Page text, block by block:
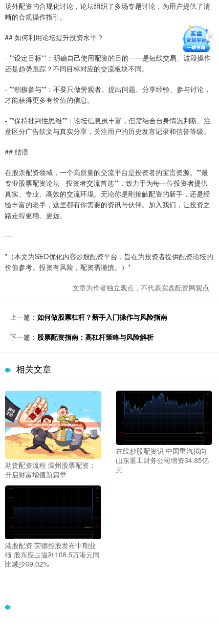
场外配资的合规化讨论，论坛组织了多场专题讨论，为用户提供了清
晰的合规操作指引。
## 如何利用论坛提升投资水平？
- **设定目标**：明确自己使用配资的目的——是短线交易、波段操作
还是趋势跟踪？不同目标对应的交流板块不同。
- **积极参与**：不要只做旁观者。提出问题、分享经验、参与讨论，
才能获得更多有价值的信息。
- **保持批判性思维**：论坛信息虽丰富，但需结合自身情况判断。注
意区分广告软文与真实分享，关注用户的历史发言记录和信誉等级。
## 结语
在股票配资领域，一个高质量的交流平台是投资者的宝贵资源。**最
专业股票配资论坛 - 投资者交流首选**，致力于为每一位投资者提供
真实、专业、高效的交流环境。无论你是刚接触配资的新手，还是经
验丰富的老手，这里都有你需要的资讯与伙伴。加入我们，让投资之
路走得更稳、更远。
---
*（本文为SEO优化内容炒股配资平台，旨在为投资者提供配资论坛的
价值参考。投资有风险，配资需谨慎。）*
文章为作者独立观点，不代表实盘配资网观点
上一篇： 如何做股票杠杆？新手入门操作与风险指南
下一篇： 股票配资指南：高杠杆策略与风险解析
相关文章
期货配资流程 温州股票配资：
开启财富增值新篇章
在线炒股配资识 中国重汽拟向
山东重工财务公司增资34.85亿
元
港股配资 荧德控股发布中期业
绩 股东应占溢利108.5万港元同
比减少69.02%